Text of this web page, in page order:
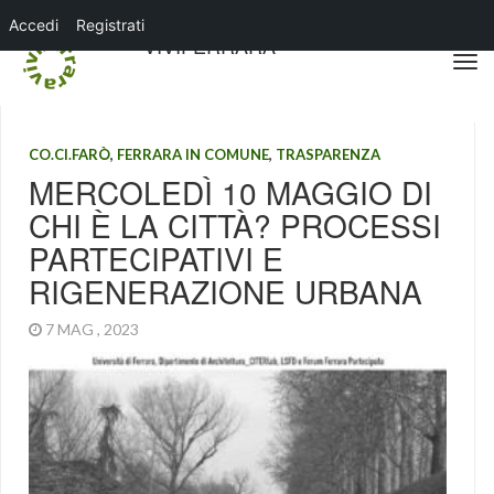
VIVIFERRARA
CO.CI.FARÒ, FERRARA IN COMUNE, TRASPARENZA
MERCOLEDÌ 10 MAGGIO DI
CHI È LA CITTÀ? PROCESSI
PARTECIPATIVI E
RIGENERAZIONE URBANA
7 MAG , 2023
Accedi Registrati